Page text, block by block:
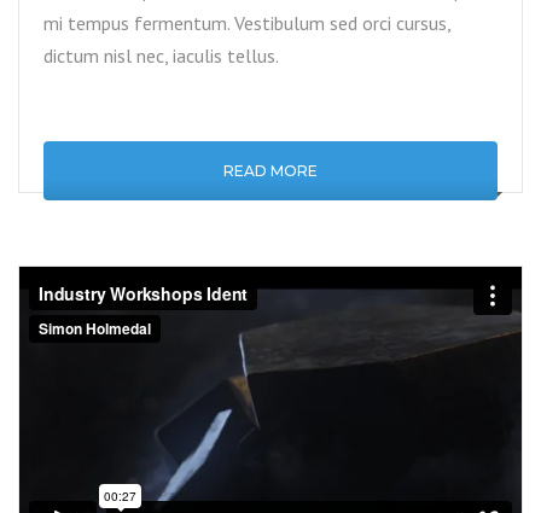
mi tempus fermentum. Vestibulum sed orci cursus,
dictum nisl nec, iaculis tellus.
READ MORE